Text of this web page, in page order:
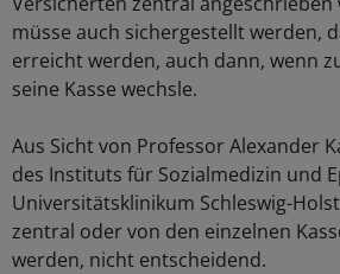
müsse auch sichergestellt werden,
erreicht werden, auch dann, wenn
seine Kasse wechsle.
Aus Sicht von Professor Alexander
des Instituts für Sozialmedizin und
Universitätsklinikum Schleswig-
zentral oder von den einzelnen
werden, nicht entscheidend.